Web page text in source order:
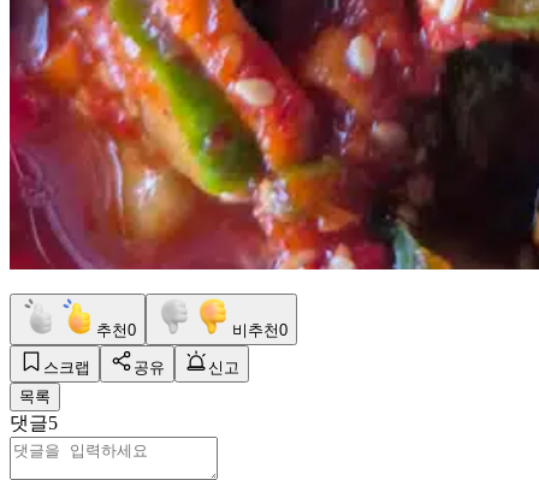
추천0 비추천0
스크랩 공유
신고
목록
댓글5